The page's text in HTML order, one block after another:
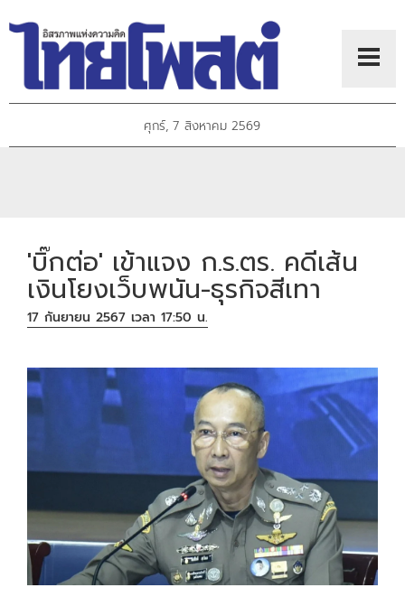
ศุกร์, 7 สิงหาคม 2569
'บิ๊กต่อ' เข้าแจง ก.ร.ตร. คดีเส้น
เงินโยงเว็บพนัน-ธุรกิจสีเทา
17 กันยายน 2567 เวลา 17:50 น.